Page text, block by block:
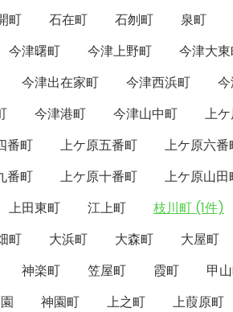
町 石在町 石刎町 泉町
今津曙町 今津上野町 今津大
今津出在家町 今津西浜町
今津港町 今津山中町 上
番町 上ケ原五番町 上ケ原六番
番町 上ケ原十番町 上ケ原山田
上田東町 江上町 枝川町 (1件)
町 大浜町 大森町 大屋町
神楽町 笠屋町 霞町 甲
神園町 上之町 上葭原町